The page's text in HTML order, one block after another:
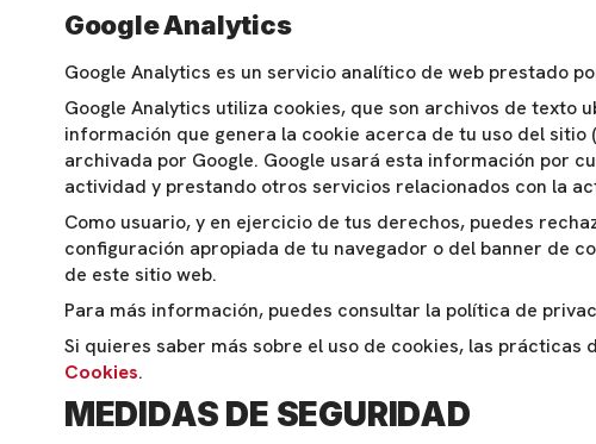
Google Analytics
Google Analytics es un servicio analítico de web prestado
Google Analytics utiliza cookies, que son archivos de texto
información que genera la cookie acerca de tu uso del
archivada por Google. Google usará esta información por
actividad y prestando otros servicios relacionados con la
Como usuario, y en ejercicio de tus derechos, puedes
configuración apropiada de tu navegador o del banner de
de este sitio web.
Para más información, puedes consultar la política de
Si quieres saber más sobre el uso de cookies, las
Cookies.
MEDIDAS DE SEGURIDAD